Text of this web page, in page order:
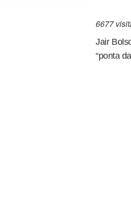
6677
Jair
“ponta